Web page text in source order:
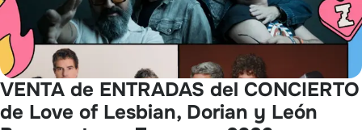
VENTA de ENTRADAS del CONCIERTO
de Love of Lesbian, Dorian y León